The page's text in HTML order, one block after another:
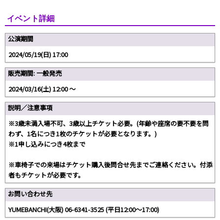
イベント詳細
公演期間
2024/05/19(日) 17:00
販売期間: 一般発売
2024/03/16(土) 12:00 〜
説明／注意事項
※3歳未満入場不可、3歳以上チケット必要。(年齢や座席の要不要を問
わず、1名につき1枚のチケットが必要となります。)
※1申し込みにつき4枚まで
※車椅子での来場はチケット購入後問合せ先までご連絡ください。付添
者もチケットが必要です。
お問い合わせ先
YUMEBANCHI(大阪) 06-6341-3525 (平日12:00～17:00)